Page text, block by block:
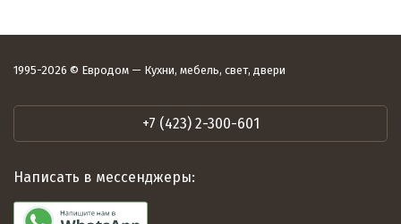
1995-2026 © Евродом — Кухни, мебель, свет, двери
+7 (423) 2-300-601
Написать в мессенджеры: